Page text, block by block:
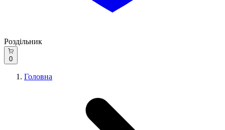
Роздільник
0
Головна